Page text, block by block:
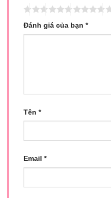
Đánh giá của bạn *
Tên *
Email *